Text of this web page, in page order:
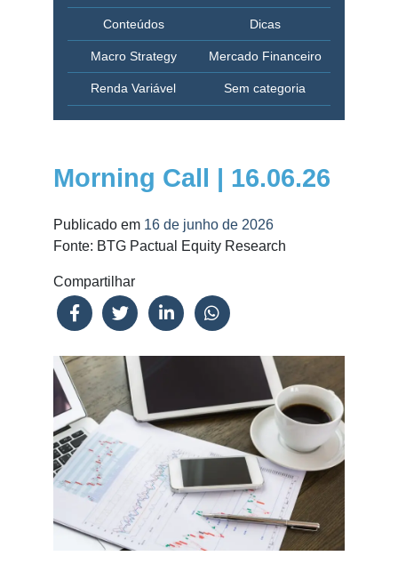
Conteúdos Dicas
Macro Strategy Mercado Financeiro
Renda Variável Sem categoria
Morning Call | 16.06.26
Publicado em 16 de junho de 2026
Fonte: BTG Pactual Equity Research
Compartilhar